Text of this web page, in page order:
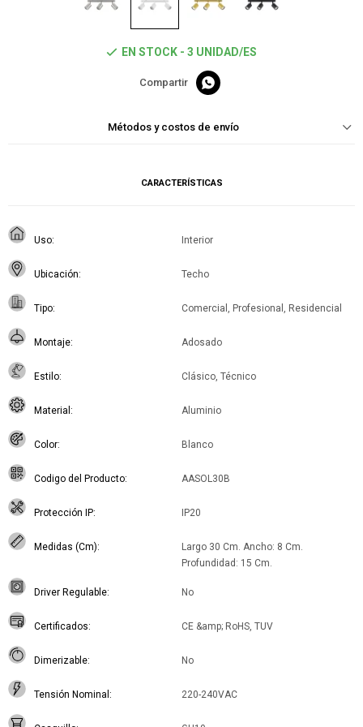
EN STOCK - 3 UNIDAD/ES

Métodos y costos de envío
CARACTERÍSTICAS
Uso Interior
Ubicación Techo
Tipo Comercial, Profesional, Residencial
Montaje Adosado
Estilo Clásico, Técnico
Material Aluminio
Color Blanco
Codigo del Producto AASOL30B
Protección IP IP20
Medidas (Cm)
Largo 30 Cm. Ancho: 8 Cm.
Profundidad: 15 Cm.
Driver Regulable No
Certificados CE &amp; RoHS, TUV
Dimerizable No
Tensión Nominal 220-240VAC